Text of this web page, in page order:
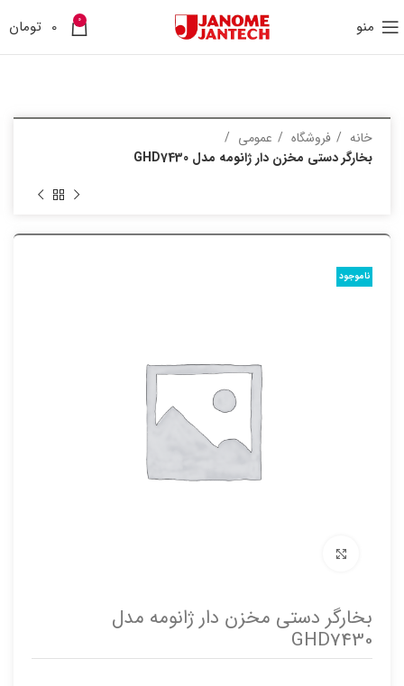
منو 0
0 تومان
خانه فروشگاه
عمومی
بخارگر دستی مخزن دار ژانومه مدل GHD7430
ناموجود
بخارگر دستی مخزن دار ژانومه مدل
GHD7430